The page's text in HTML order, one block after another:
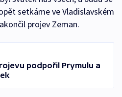
setkáme ve Vladislavském
projev Zeman.
podpořil Prymulu a